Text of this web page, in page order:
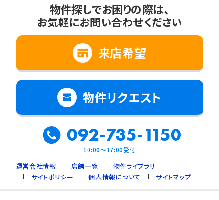
物件探しでお困りの際は、
お気軽にお問い合わせください
来店希望
物件リクエスト
092-735-1150
10:00～17:00受付
運営会社情報 店舗一覧
物件ライブラリ
サイトポリシー
個人情報について サイトマップ